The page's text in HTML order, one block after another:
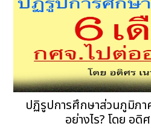
ปฏิรูปการศึกษาส่วนภูมิภ
อย่างไร? โดย อดิ